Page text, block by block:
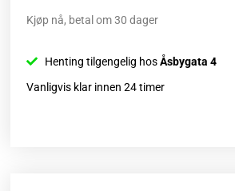
Kjøp nå, betal om 30 dager
Henting tilgengelig hosÅsbygata 4
Vanligvis klar innen 24 timer